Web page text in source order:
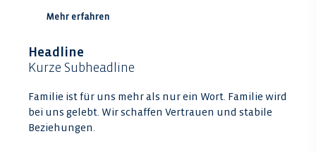
Mehr erfahren
Headline
Kurze Subheadline
Familie ist für uns mehr als nur ein Wort. Familie wird
bei uns gelebt. Wir schaffen Vertrauen und stabile
Beziehungen.